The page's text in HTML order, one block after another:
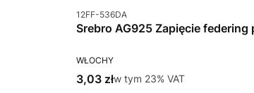
Kod produktu
12FF-536DA
Srebro AG925 Zapięcie federing
PRODUCENT
WŁOCHY
Cena brutto
3,03 złw tym %s VAT
w tym 23% VAT